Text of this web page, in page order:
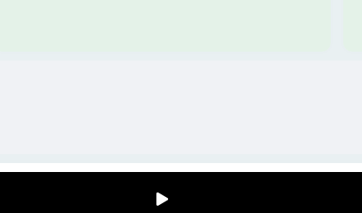
SANTO ANASTÁCIO 98 ANOS